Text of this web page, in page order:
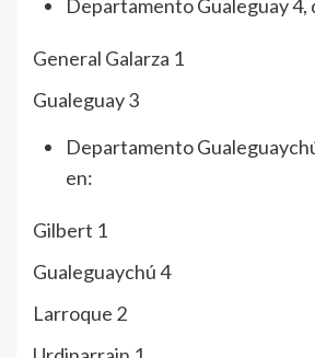
Departamento Gualeguay 4,
General Galarza 1
Gualeguay 3
Departamento
en:
Gilbert 1
Gualeguaychú 4
Larroque 2